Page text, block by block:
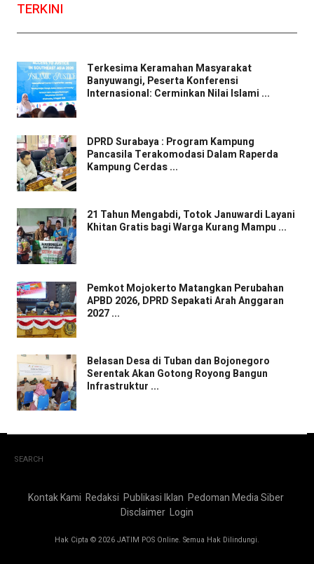
TERKINI
Terkesima Keramahan Masyarakat
Banyuwangi, Peserta Konferensi
Internasional: Cerminkan Nilai Islami ...
DPRD Surabaya : Program Kampung
Pancasila Terakomodasi Dalam Raperda
Kampung Cerdas ...
21 Tahun Mengabdi, Totok Januwardi Layani
Khitan Gratis bagi Warga Kurang Mampu ...
Pemkot Mojokerto Matangkan Perubahan
APBD 2026, DPRD Sepakati Arah Anggaran
2027 ...
Belasan Desa di Tuban dan Bojonegoro
Serentak Akan Gotong Royong Bangun
Infrastruktur ...
SEARCH
Kontak Kami Redaksi Publikasi Iklan Pedoman Media Siber
Disclaimer Login
Hak Cipta © 2026 JATIM POS Online. Semua Hak Dilindungi.